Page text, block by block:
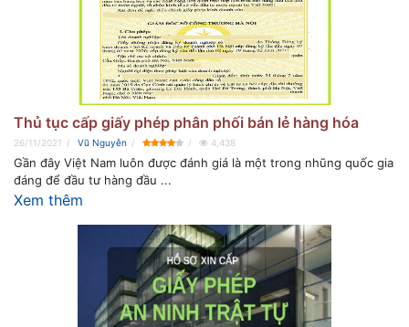
Thủ tục cấp giấy phép phân phối bán lẻ hàng hóa
26/11/2021 Vũ Nguyễn 4,438
Gần đây Việt Nam luôn được đánh giá là một trong nhũng quốc gia
đáng để đầu tư hàng đầu ...
Xem thêm